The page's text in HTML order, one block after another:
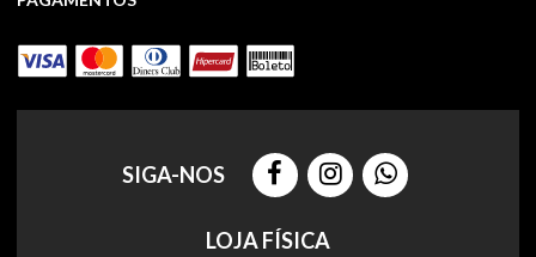
SIGA-NOS
LOJA FÍSICA